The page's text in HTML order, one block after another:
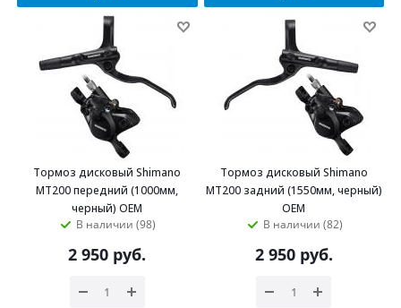
Тормоз дисковый Shimano
MT200 передний (1000мм,
черный) OEM
В наличии (98)
2 950 руб.
Тормоз дисковый Shimano
MT200 задний (1550мм, черный)
OEM
В наличии (82)
2 950руб.